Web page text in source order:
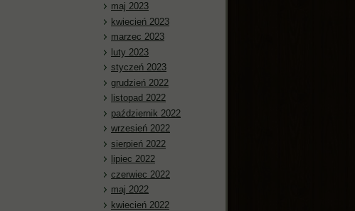
maj 2023
kwiecień 2023
marzec 2023
luty 2023
styczeń 2023
grudzień 2022
listopad 2022
październik 2022
wrzesień 2022
sierpień 2022
lipiec 2022
czerwiec 2022
maj 2022
kwiecień 2022